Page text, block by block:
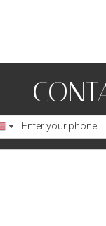
delictivas?